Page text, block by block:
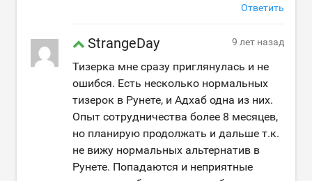
Ответить
StrangeDay 9 лет назад
Тизерка мне сразу приглянулась и не
ошибся. Есть несколько нормальных
тизерок в Рунете, и Адхаб одна из них.
Опыт сотрудничества более 8 месяцев,
но планирую продолжать и дальше т.к.
не вижу нормальных альтернатив в
Рунете. Попадаются и неприятные